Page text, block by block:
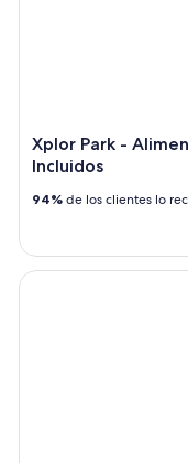
Xplor Park -
Incluidos
94% de los clientes lo
Fiesta Mexicana de